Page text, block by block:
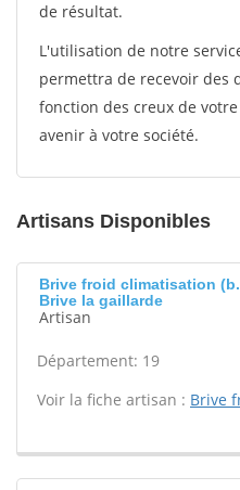
de résultat.
L'utilisation de notre
permettra de recevoir des
fonction des creux de
avenir à votre société.
Artisans Disponibles
Brive froid climatisation
Brive la gaillarde
Artisan
Département: 19
Voir la fiche artisan : Brive